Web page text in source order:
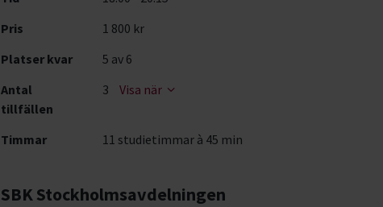
Pris
1 800 kr
Platser kvar
5 av 6
Antal
tillfällen
3 Visa när
Timmar 11 studietimmar à 45 min
SBK Stockholmsavdelningen